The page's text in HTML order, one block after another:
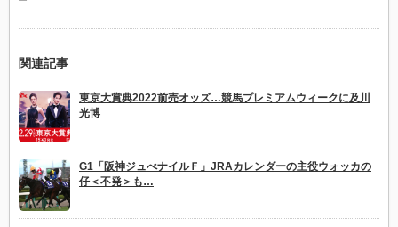
関連記事
東京大賞典2022前売オッズ…競馬プレミアムウィークに及川
光博
G1「阪神ジュべナイルＦ」JRAカレンダーの主役ウォッカの
仔＜不発＞も…